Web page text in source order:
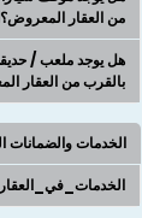
من العقار المعروض؟🅿️
هل يوجد ملعب /
بالقرب من العقار
الخدمات والضمانات